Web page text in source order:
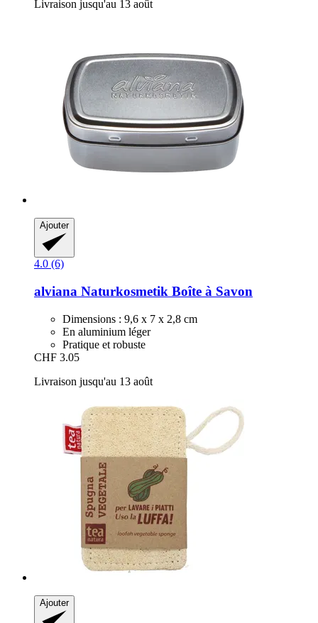
Livraison jusqu'au 13 août
Ajouter
4.0 (6)
alviana Naturkosmetik Boîte à Savon
Dimensions : 9,6 x 7 x 2,8 cm
En aluminium léger
Pratique et robuste
CHF 3.05
Livraison jusqu'au 13 août
Ajouter